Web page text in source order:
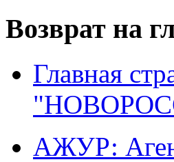
Возврат на
Главная
АЖУР: